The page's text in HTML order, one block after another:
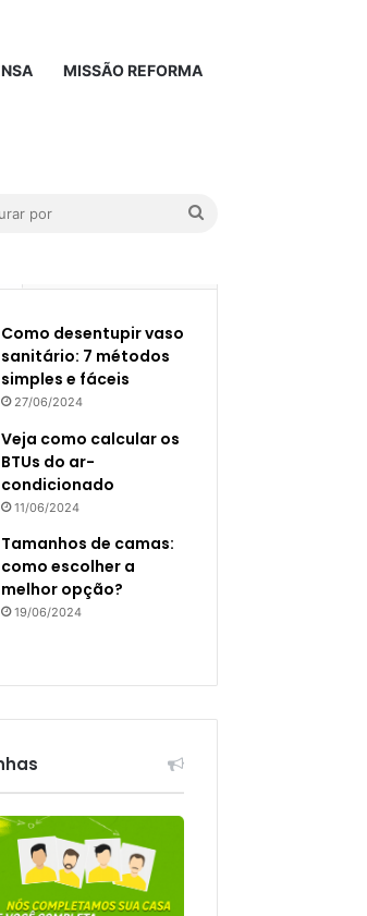
MISSÃO REFORMA
Como desentupir vaso
sanitário: 7 métodos
simples e fáceis
27/06/2024
Veja como calcular os
BTUs do ar-
condicionado
11/06/2024
Tamanhos de camas:
como escolher a
melhor opção?
19/06/2024